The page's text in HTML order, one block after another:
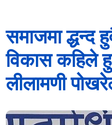
समाजमा द्धन्द
विकास कहिले
लीलामणी